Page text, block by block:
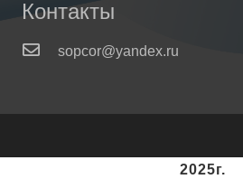
Контакты
sopcor@yandex.ru
2025г.